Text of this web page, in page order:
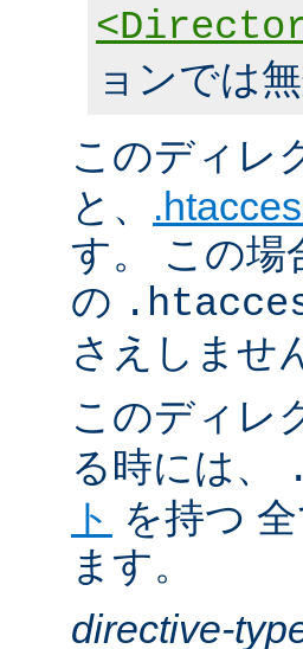
ョンでは
このディレ
と、
す。 この場
の
さえしませ
このディレ
る時には、
ト を持つ
ます。
directive-